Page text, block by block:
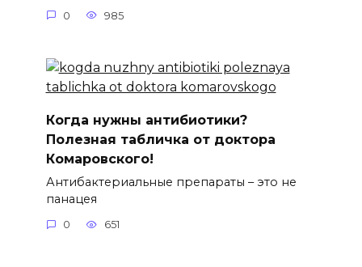
0 985
Когда нужны антибиотики?
Полезная табличка от доктора
Комаровского!
Антибактериальные препараты – это не
панацея
0 651